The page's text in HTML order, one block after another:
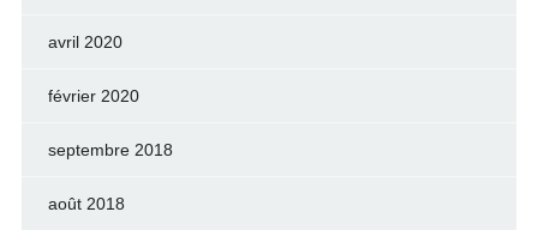
avril 2020
février 2020
septembre 2018
août 2018